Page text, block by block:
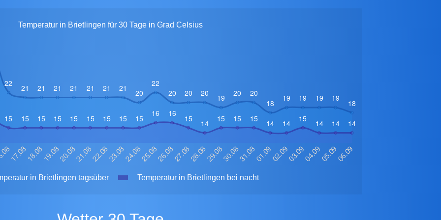
Temperatur in Brietlingen für 30 Tage in Grad Celsius
in Brietlingen tagsüber Temperatur in Brietlingen bei nacht